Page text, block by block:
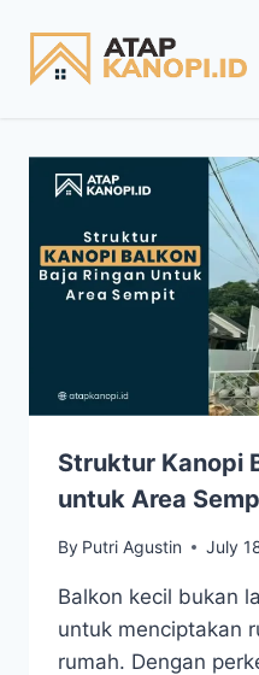
Struktur Kanopi
untuk Area
By Putri Agustin July
Balkon kecil bukan
untuk menciptakan
rumah. Dengan